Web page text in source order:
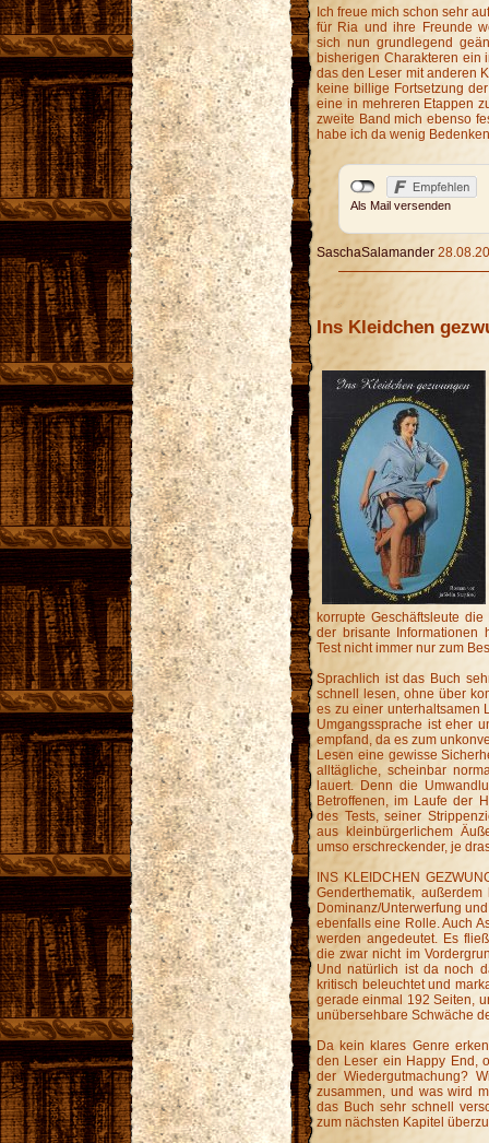
Ich freue mich schon sehr
für Ria und ihre Freunde
sich nun grundlegend
bisherigen Charakteren ein
das den Leser mit anderen
keine billige Fortsetzung
eine in mehreren Etappen
zweite Band mich ebenso
habe ich da wenig
Als Mail versenden
SaschaSalamander
Ins Kleidchen
korrupte Geschäftsleute
der brisante Informationen
Test nicht immer nur zum
Sprachlich ist das Buch
schnell lesen, ohne über
es zu einer unterhaltsamen
Umgangssprache ist eher
empfand, da es zum
Lesen eine gewisse
alltägliche, scheinbar
lauert. Denn die
Betroffenen, im Laufe der
des Tests, seiner
aus kleinbürgerlichem
umso erschreckender, je
INS KLEIDCHEN
Genderthematik,
Dominanz/Unterwerfung
ebenfalls eine Rolle. Auch
werden angedeutet. Es
die zwar nicht im
Und natürlich ist da noch
kritisch beleuchtet und
gerade einmal 192 Seiten,
unübersehbare Schwäche
Da kein klares Genre
den Leser ein Happy End,
der Wiedergutmachung?
zusammen, und was wird
das Buch sehr schnell
zum nächsten Kapitel